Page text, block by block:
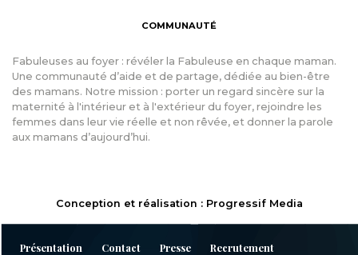
COMMUNAUTÉ
Fabuleuses au foyer : révéler la Fabuleuse en chaque maman.
Une communauté d’aide et de partage, dédiée au bien-être
des mamans. Notre mission : porter un regard sincère sur la
maternité à l'intérieur et à l'extérieur du foyer, rejoindre les
femmes dans leur vie réelle et non rêvée, et donner la parole
aux mamans d’aujourd’hui.
Conception et réalisation : Progressif Media
Présentation Contact Presse Recrutement